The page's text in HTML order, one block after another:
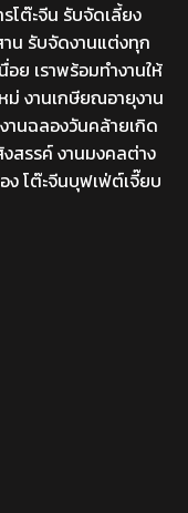
โต๊ะจีน รับจัดเลี้ยง
น รับจัดงานแต่งทุก
ย เราพร้อมทำงานให้
ม่ งานเกษียณอายุงาน
นฉลองวันคล้ายเกิด
สรรค์ งานมงคลต่าง
ง โต๊ะจีนบุฟเฟ่ต์เจี๊ยบ